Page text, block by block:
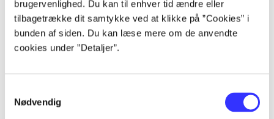
brugervenlighed. Du kan til enhver tid ændre eller
tilbagetrække dit samtykke ved at klikke på ”Cookies” i
bunden af siden. Du kan læse mere om de anvendte
cookies under ”Detaljer”.
Nødvendig
...